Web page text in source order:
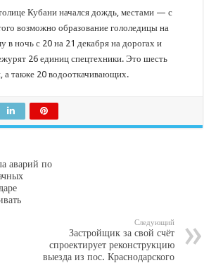
в вашу страховую компанию
отметили День России
20-й юбилейный молодежный форум «Регион 93»
Кубани начался дождь, местами — с
возможно образование гололедицы на
в ночь с 20 на 21 декабря на дорогах и
26 единиц спецтехники. Это шесть
также 20 водооткачивающих.
аварий по
Следующий
Застройщик за свой счёт
спроектирует реконструкцию
выезда из пос. Краснодарского